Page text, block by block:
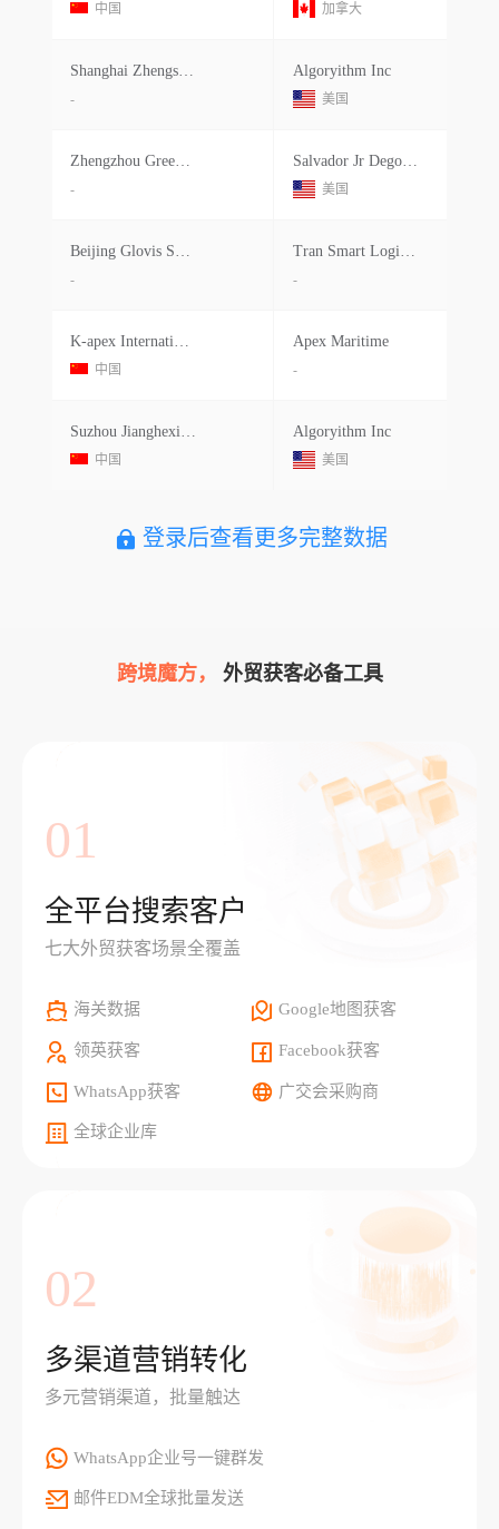
中国 加拿大
Shanghai Zhengshengyuan Trading
-
Algoryithm Inc
美国
Zhengzhou Greenchemical Industry No
-
Salvador Jr Degortari
美国
Beijing Glovis Shanghai Bran
-
Tran Smart Logistics Int L Inc
-
K-apex International Freight
中国
Apex Maritime
-
Suzhou Jianghexingyao International
中国
Algoryithm Inc
美国
登录后查看更多完整数据
跨境魔方， 外贸获客必备工具
01
全平台搜索客户
七大外贸获客场景全覆盖
海关数据 Google地图获客
领英获客 Facebook获客
WhatsApp获客 广交会采购商
全球企业库
02
多渠道营销转化
多元营销渠道，批量触达
WhatsApp企业号一键群发
邮件EDM全球批量发送